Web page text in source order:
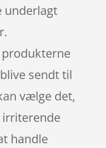
underlagt
produkterne
sendt til
vælge det,
irriterende
handle